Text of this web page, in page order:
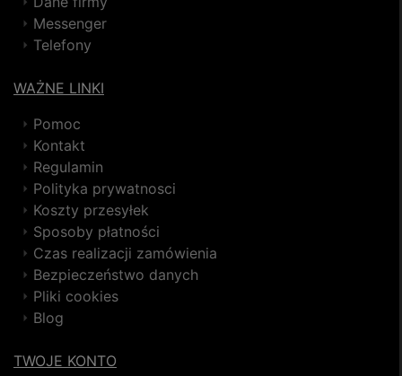
Messenger
Telefony
WAŻNE LINKI
Pomoc
Kontakt
Regulamin
Polityka prywatnosci
Koszty przesyłek
Sposoby płatności
Czas realizacji zamówienia
Bezpieczeństwo danych
Pliki cookies
Blog
TWOJE KONTO